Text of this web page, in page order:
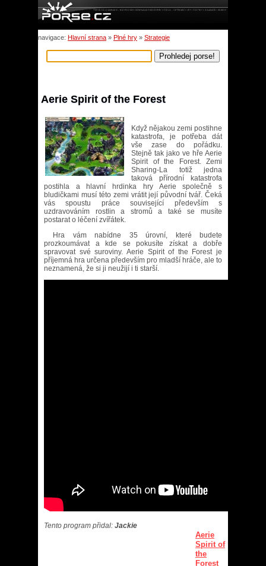
navigace: Hlavní strana » Plné hry » Strategie
Aerie Spirit of the Forest
Když nějakou zemi postihne
katastrofa, je potřeba dát
vše zase do pořádku.
Stejně tak jako ve hře Aerie
Spirit of the Forest. Zemi
Sharing-La totiž jedna
taková přírodní katastrofa
postihla a hlavní hrdinka hry Aerie společně s
bludičkami musí této zemi vrátit její původní tvář. Čeká
vás spoustu práce související především s
uzdravováním rostlin a stromů a také se musíte
postarat o léčení zvířátek.
Hra vám nabídne 35 úrovní, které budete
prozkoumávat a kde se pokusíte získat a dobře
spravovat své suroviny. Aerie Spirit of the Forest je
příjemná hra určena především pro mladší hráče, ale to
neznamená, že si ji neužijí i ti starší.
Tento program přidal: Jackie
Aerie
Spirit of
the
Forest